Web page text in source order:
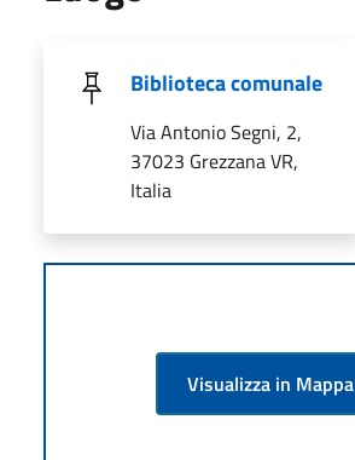
Biblioteca comunale
Via Antonio Segni, 2,
37023 Grezzana VR,
Italia
Visualizza in Mappa